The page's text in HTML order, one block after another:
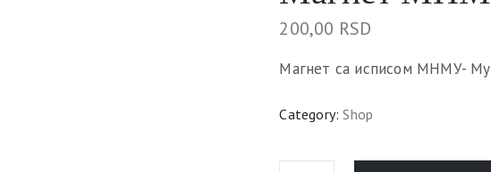
200,00 RSD
Магнет са исписом МНМУ-
Category:Shop